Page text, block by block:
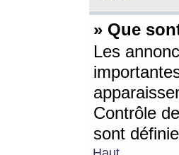
» Que
Les
Contrôle
sont